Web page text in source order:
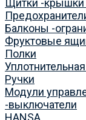
Щитки -
Балконы -
Фруктовые
Полки
Ручки
Модули
-выключатели
HANSA